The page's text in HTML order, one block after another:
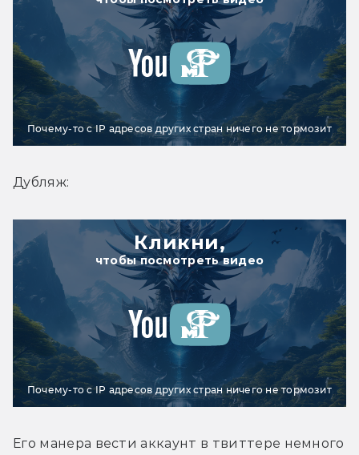
Почему-то с IP адресов других стран ничего не тормозит
Дубляж:
Кликни,
чтобы посмотреть видео
Почему-то с IP адресов других стран ничего не тормозит
Его манера вести аккаунт в твиттере немного